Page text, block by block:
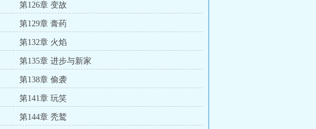
第126章 变故
第129章 膏药
第132章 火焰
第135章 进步与新家
第138章 偷袭
第141章 玩笑
第144章 秃鹫